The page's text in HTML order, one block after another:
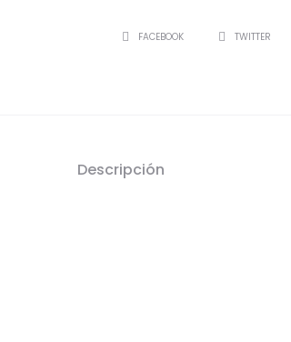
SHAREFACEBOOK TWITTER
Descripción